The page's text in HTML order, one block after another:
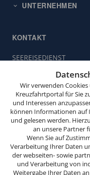
UNTERNEHMEN
KONTAKT
SEEREISEDIENST
47119 Duisburg
Buchungsservice:0203
(Mo. bis Fr. von 9.00
Sa. von 10.00 bis 15.00
So. von 10.00 bis 13.00
außer feiertags)
info@seereisedienst.de
Diese
verwendet
Cookies.
Wenn
Sie
weitersurfen,
stimmen
Sie
der
Cookie-
Wir verwenden
Kreuzfahrtportal für Sie
und Interessen
können Informationen auf
und gelesen werden.
an unsere Partner
Wenn Sie auf
Verarbeitung Ihrer Daten
der webseiten- sowie
und Verarbeitung von
Weitergabe Ihrer Daten